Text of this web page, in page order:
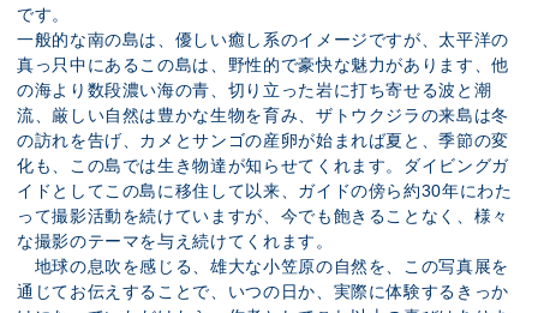
です。
一般的な南の島は、優しい癒し系のイメージですが、太平洋の
真っ只中にあるこの島は、野性的で豪快な魅力があります、他
の海より数段濃い海の青、切り立った岩に打ち寄せる波と潮
流、厳しい自然は豊かな生物を育み、ザトウクジラの来島は冬
の訪れを告げ、カメとサンゴの産卵が始まれば夏と、季節の変
化も、この島では生き物達が知らせてくれます。ダイビングガ
イドとしてこの島に移住して以来、ガイドの傍ら約30年にわた
って撮影活動を続けていますが、今でも飽きることなく、様々
な撮影のテーマを与え続けてくれます。
地球の息吹を感じる、雄大な小笠原の自然を、この写真展を
通じてお伝えすることで、いつの日か、実際に体験するきっか